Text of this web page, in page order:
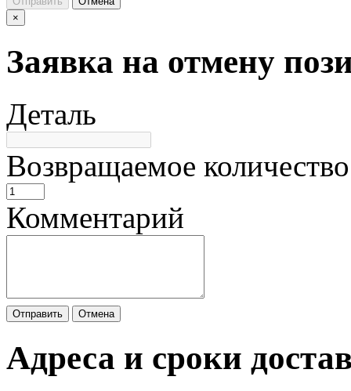
×
Заявка на отмену
Деталь
Возвращаемое количество
Комментарий
Отправить Отмена
Адреса и сроки